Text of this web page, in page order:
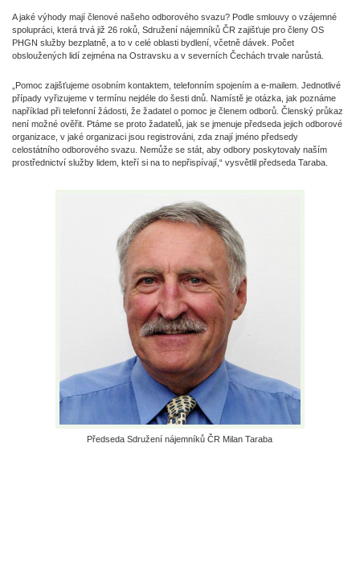
A jaké výhody mají členové našeho odborového svazu? Podle smlouvy o vzájemné
spolupráci, která trvá již 26 roků, Sdružení nájemníků ČR zajišťuje pro členy OS
PHGN služby bezplatně, a to v celé oblasti bydlení, včetně dávek. Počet
obsloužených lidí zejména na Ostravsku a v severních Čechách trvale narůstá.
„Pomoc zajišťujeme osobním kontaktem, telefonním spojením a e-mailem. Jednotlivé
případy vyřizujeme v termínu nejdéle do šesti dnů. Namístě je otázka, jak poznáme
například při telefonní žádosti, že žadatel o pomoc je členem odborů. Členský průkaz
není možné ověřit. Ptáme se proto žadatelů, jak se jmenuje předseda jejich odborové
organizace, v jaké organizaci jsou registrováni, zda znají jméno předsedy
celostátního odborového svazu. Nemůže se stát, aby odbory poskytovaly naším
prostřednictví služby lidem, kteří si na to nepřispívají,“ vysvětlil předseda Taraba.
Předseda Sdružení nájemníků ČR Milan Taraba